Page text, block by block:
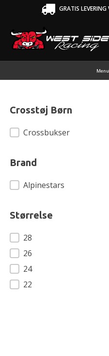
GRATIS LEVERING
Menu
Crosstøj Børn
Crosstøj Børn
Crossbukser
Brand
BrandAlpinestars
Størrelse
Størrelse
28
26
24
22